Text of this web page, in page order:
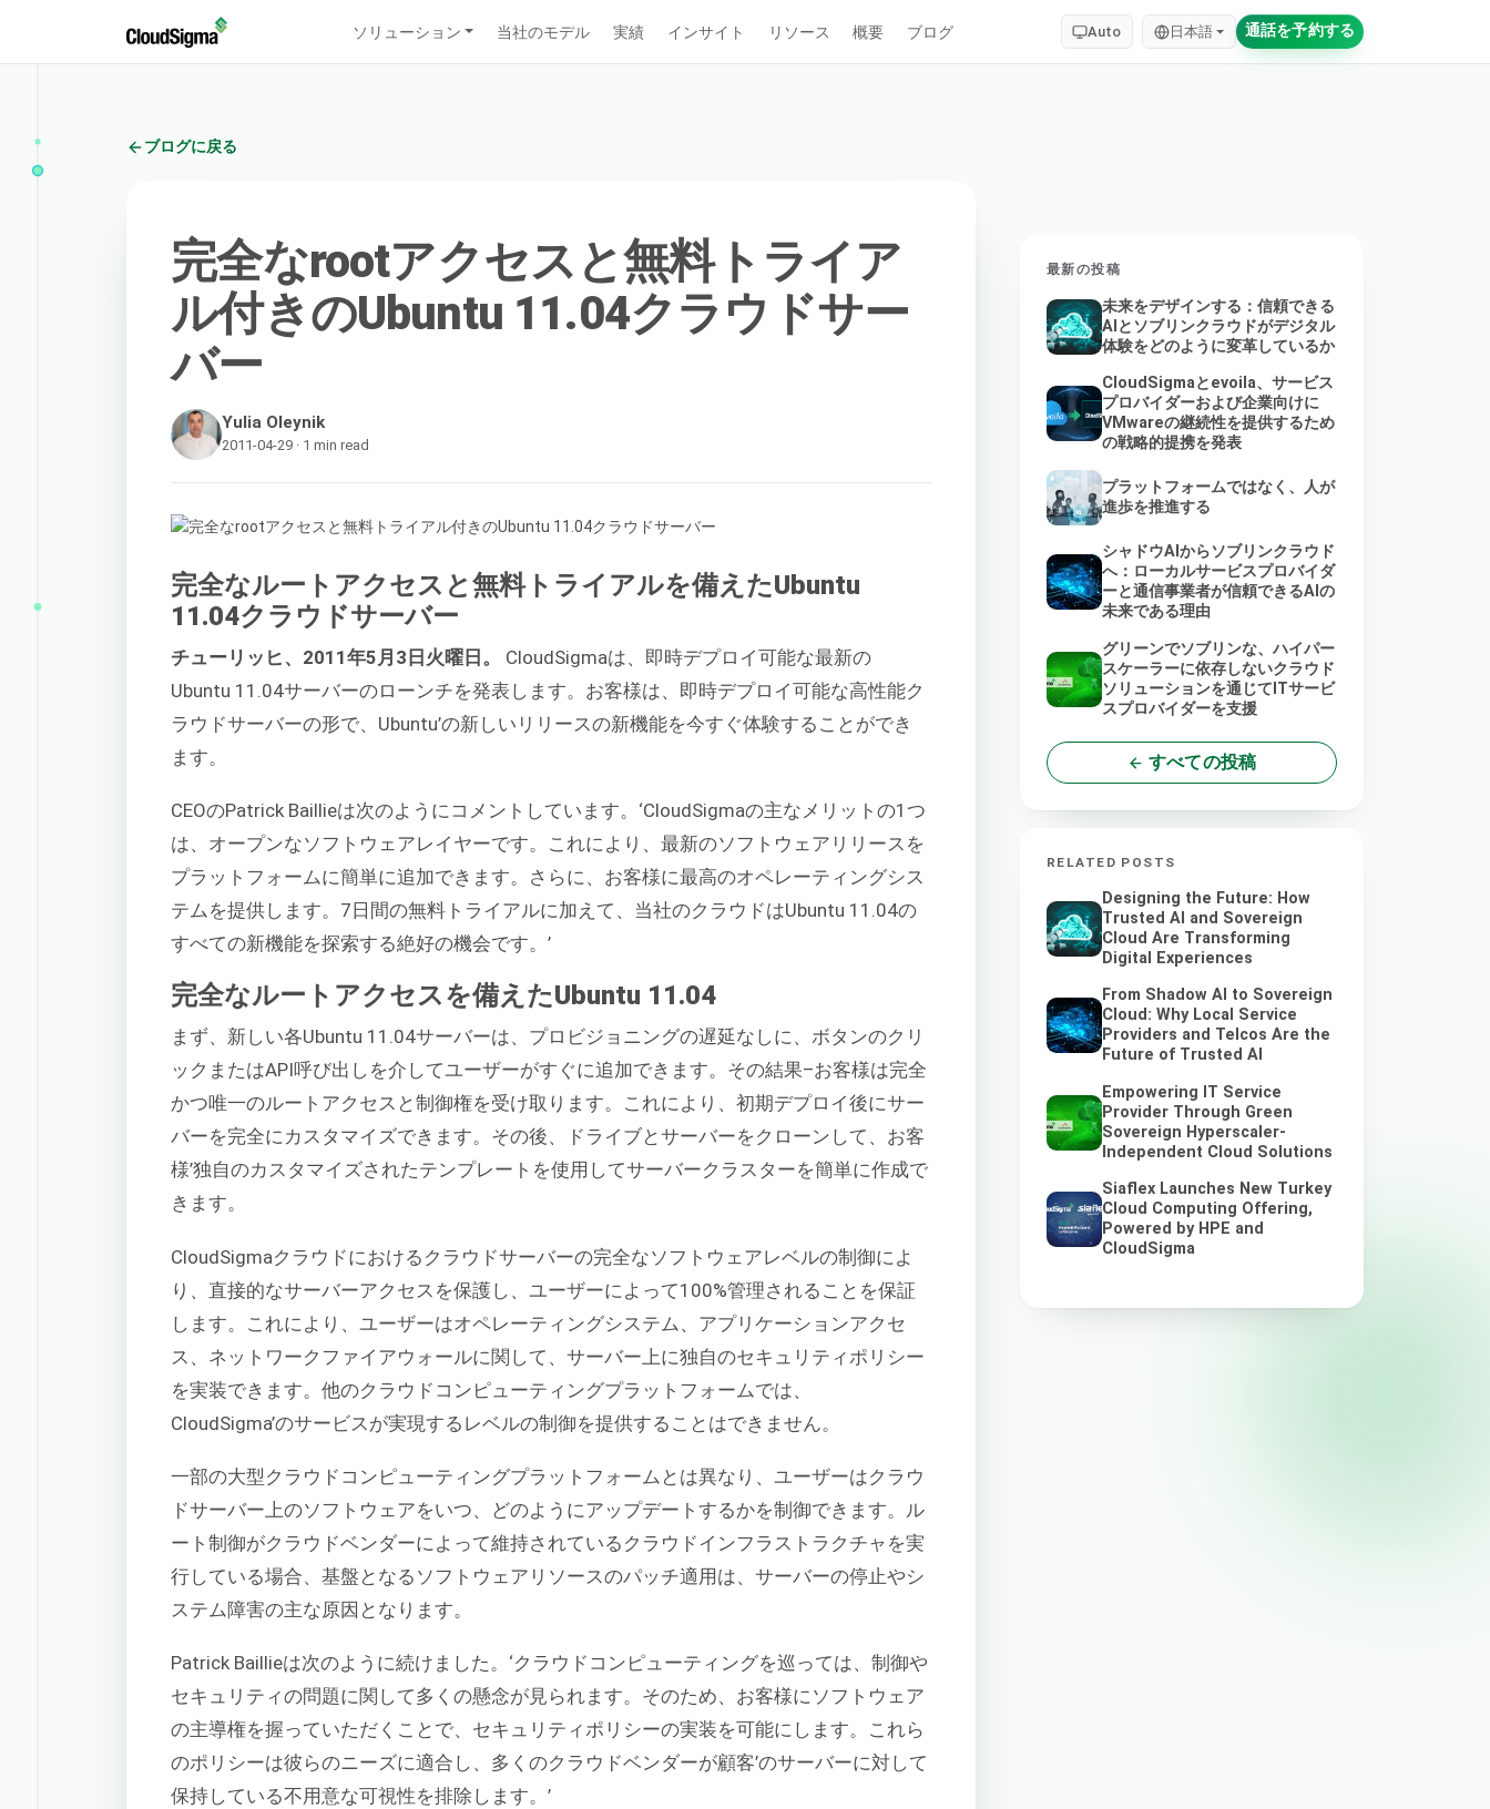
ソリューション 当社のモデル 実績 インサイト リソース 概要 ブログ Auto 日本語 通話を予約する
ブログに戻る
完全なrootアクセスと無料トライア
ル付きのUbuntu 11.04クラウドサー
バー
Yulia Oleynik
2011-04-29 · 1 min read
完全なルートアクセスと無料トライアルを備えたUbuntu
11.04クラウドサーバー
チューリッヒ、2011年5月3日火曜日。
CloudSigmaは、即時デプロイ可能な最新の
Ubuntu 11.04サーバーのローンチを発表します。お客様は、即時デプロイ可能な高性能ク
ラウドサーバーの形で、Ubuntu’の新しいリリースの新機能を今すぐ体験することができ
ます。
CEOのPatrick Baillieは次のようにコメントしています。‘CloudSigmaの主なメリットの1つ
は、オープンなソフトウェアレイヤーです。これにより、最新のソフトウェアリリースを
プラットフォームに簡単に追加できます。さらに、お客様に最高のオペレーティングシス
テムを提供します。7日間の無料トライアルに加えて、当社のクラウドはUbuntu 11.04の
すべての新機能を探索する絶好の機会です。’
完全なルートアクセスを備えたUbuntu 11.04
まず、新しい各Ubuntu 11.04サーバーは、プロビジョニングの遅延なしに、ボタンのクリ
ックまたはAPI呼び出しを介してユーザーがすぐに追加できます。その結果–お客様は完全
かつ唯一のルートアクセスと制御権を受け取ります。これにより、初期デプロイ後にサー
バーを完全にカスタマイズできます。その後、ドライブとサーバーをクローンして、お客
様’独自のカスタマイズされたテンプレートを使用してサーバークラスターを簡単に作成で
きます。
CloudSigmaクラウドにおけるクラウドサーバーの完全なソフトウェアレベルの制御によ
り、直接的なサーバーアクセスを保護し、ユーザーによって100%管理されることを保証
します。これにより、ユーザーはオペレーティングシステム、アプリケーションアクセ
ス、ネットワークファイアウォールに関して、サーバー上に独自のセキュリティポリシー
を実装できます。他のクラウドコンピューティングプラットフォームでは、
CloudSigma’のサービスが実現するレベルの制御を提供することはできません。
一部の大型クラウドコンピューティングプラットフォームとは異なり、ユーザーはクラウ
ドサーバー上のソフトウェアをいつ、どのようにアップデートするかを制御できます。ル
ート制御がクラウドベンダーによって維持されているクラウドインフラストラクチャを実
行している場合、基盤となるソフトウェアリソースのパッチ適用は、サーバーの停止やシ
ステム障害の主な原因となります。
Patrick Baillieは次のように続けました。‘クラウドコンピューティングを巡っては、制御や
セキュリティの問題に関して多くの懸念が見られます。そのため、お客様にソフトウェア
の主導権を握っていただくことで、セキュリティポリシーの実装を可能にします。これら
のポリシーは彼らのニーズに適合し、多くのクラウドベンダーが顧客’のサーバーに対して
保持している不用意な可視性を排除します。’
最新の投稿
未来をデザインする：信頼できる
AIとソブリンクラウドがデジタル
体験をどのように変革しているか
CloudSigmaとevoila、サービス
プロバイダーおよび企業向けに
VMwareの継続性を提供するため
の戦略的提携を発表
プラットフォームではなく、人が
進歩を推進する
シャドウAIからソブリンクラウド
へ：ローカルサービスプロバイダ
ーと通信事業者が信頼できるAIの
未来である理由
グリーンでソブリンな、ハイパー
スケーラーに依存しないクラウド
ソリューションを通じてITサービ
スプロバイダーを支援
すべての投稿
RELATED POSTS
Designing the Future: How
Trusted AI and Sovereign
Cloud Are Transforming
Digital Experiences
From Shadow AI to Sovereign
Cloud: Why Local Service
Providers and Telcos Are the
Future of Trusted AI
Empowering IT Service
Provider Through Green
Sovereign Hyperscaler-
Independent Cloud Solutions
Siaflex Launches New Turkey
Cloud Computing Offering,
Powered by HPE and
CloudSigma